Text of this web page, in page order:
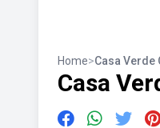
Home>Casa Verde
Casa